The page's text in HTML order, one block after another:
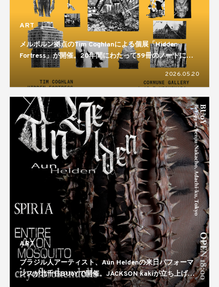
ART
メルボルン拠点のTim Coghlanによる個展「Hidden
Fortress」が開催。20年間にわたって59冊のノートに残
してきた制作活動をまとめた展示となる
2026.05.20
ART
ブラジル人アーティスト、Aun Heldenの来日パフォーマ
ンスが北千住BUoYで開催。JACKSON kakiが立ち上げた
アートコレクティブ、EMTIRE AXON MOSQUITO主催の